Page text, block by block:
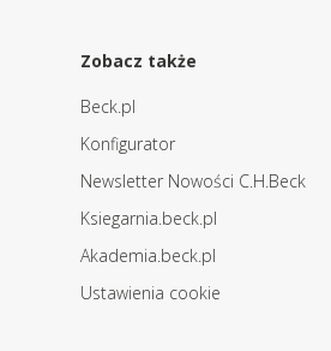
Zobacz także
Beck.pl
Konfigurator
Newsletter Nowości C.H.Beck
Ksiegarnia.beck.pl
Akademia.beck.pl
Ustawienia cookie